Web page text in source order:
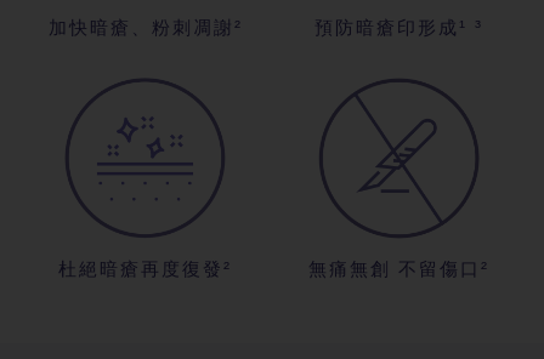
加快暗瘡、粉刺凋謝² 預防暗瘡印形成¹ ³
杜絕暗瘡再度復發² 無痛無創 不留傷口²